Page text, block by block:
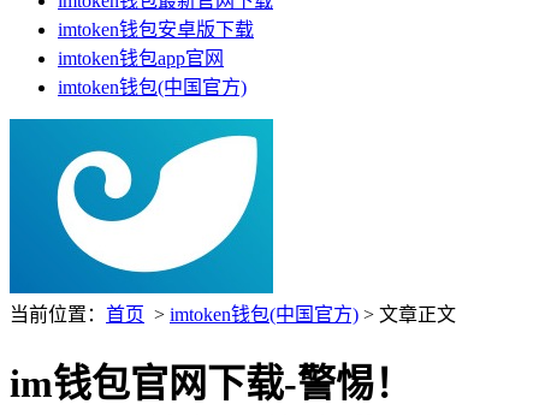
imtoken钱包安卓版下载
imtoken钱包app官网
imtoken钱包(中国官方)
当前位置： 首页 > imtoken钱包(中国官方) > 文章正文
im钱包官网下载-警惕！